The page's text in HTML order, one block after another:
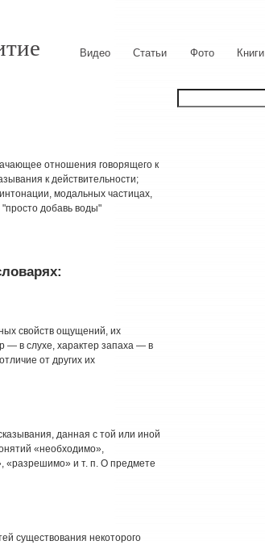
Видео Статьи Фото Книги
отношения говорящего к
к действительности;
модальных частицах,
добавь воды"
свойств ощущений, их
— в слухе, характер запаха — в
от других их
данная с той или иной
«необходимо»,
«разрешимо» и т. п. О предмете
существования некоторого